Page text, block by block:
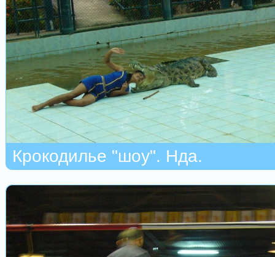
Крокодилье "шоу". Нда.